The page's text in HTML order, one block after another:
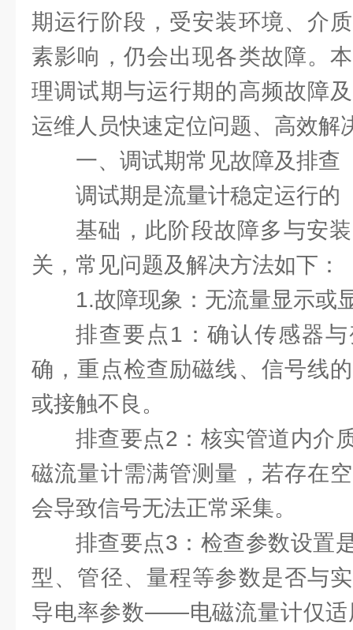
期运行阶段，受安装环境、介
素影响，仍会出现各类故障。
理调试期与运行期的高频故障
运维人员快速定位问题、高效解
一、调试期常见故障及排查
调试期是流量计稳定运行的
基础，此阶段故障多与安
关，常见问题及解决方法如下：
1.故障现象：无流量显示或
排查要点1：确认传感器
确，重点检查励磁线、信号线
或接触不良。
排查要点2：核实管道内介
磁流量计需满管测量，若存在
会导致信号无法正常采集。
排查要点3：检查参数设置
型、管径、量程等参数是否与
导电率参数——电磁流量计仅适